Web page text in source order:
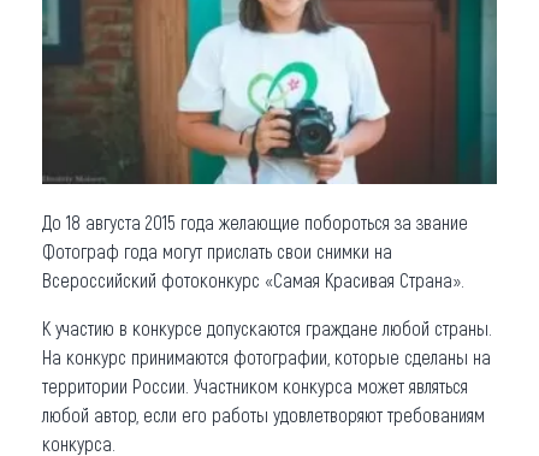
Коллекция впечатлений
Другие рубрики
До 18 августа 2015 года желающие побороться за звание
Фотограф года могут прислать свои снимки на
Всероссийский фотоконкурс «Самая Красивая Страна».
К участию в конкурсе допускаются граждане любой страны.
На конкурс принимаются фотографии, которые сделаны на
территории России. Участником конкурса может являться
любой автор, если его работы удовлетворяют требованиям
конкурса.